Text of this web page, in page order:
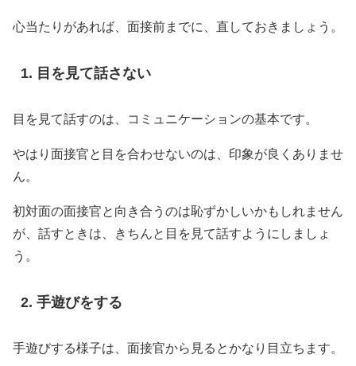
心当たりがあれば、面接前までに、直しておきましょう。
目を見て話さない
目を見て話すのは、コミュニケーションの基本です。
やはり面接官と目を合わせないのは、印象が良くありませ
ん。
初対面の面接官と向き合うのは恥ずかしいかもしれません
が、話すときは、きちんと目を見て話すようにしましょ
う。
手遊びをする
手遊びする様子は、面接官から見るとかなり目立ちます。